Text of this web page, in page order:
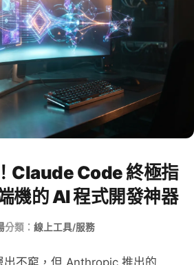
Claude Code 終極指
機的 AI 程式開發神器
分類： 線上工具/服務